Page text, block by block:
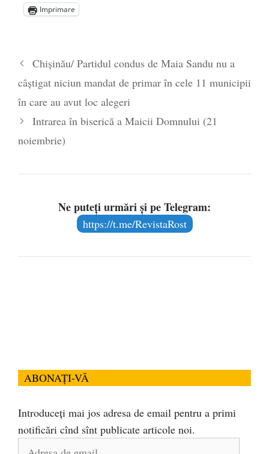
Imprimare
Chișinău/ Partidul condus de Maia Sandu nu a
câștigat niciun mandat de primar în cele 11 municipii
în care au avut loc alegeri
Intrarea în biserică a Maicii Domnului (21
noiembrie)
Ne puteți urmări și pe Telegram:
https://t.me/RevistaRost
ABONAȚI-VĂ
Introduceți mai jos adresa de email pentru a primi
notificări cînd sînt publicate articole noi.
Adresa